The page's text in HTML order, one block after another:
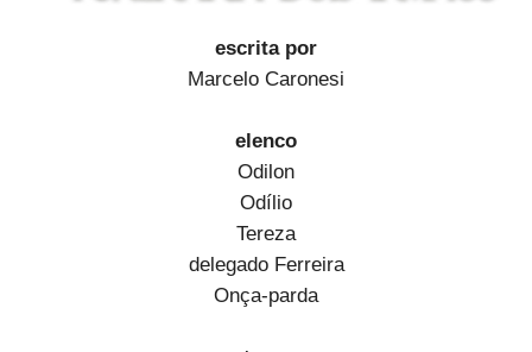
escrita por
Marcelo Caronesi
elenco
Odilon
Odílio
Tereza
delegado Ferreira
Onça-parda